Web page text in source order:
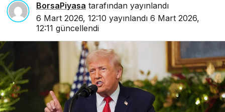
BorsaPiyasa tarafından yayınlandı
6 Mart 2026, 12:10 yayınlandı 6 Mart 2026,
12:11 güncellendi